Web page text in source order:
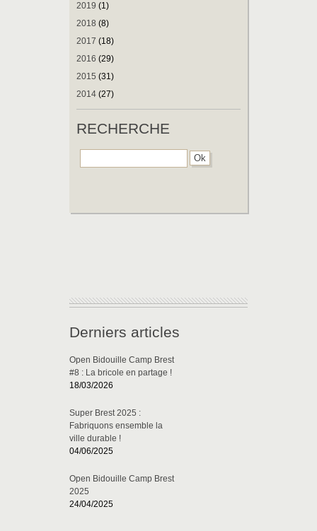
2019 (1)
2018 (8)
2017 (18)
2016 (29)
2015 (31)
2014 (27)
RECHERCHE
Derniers articles
Open Bidouille Camp Brest
#8 : La bricole en partage !
18/03/2026
Super Brest 2025 :
Fabriquons ensemble la
ville durable !
04/06/2025
Open Bidouille Camp Brest
2025
24/04/2025